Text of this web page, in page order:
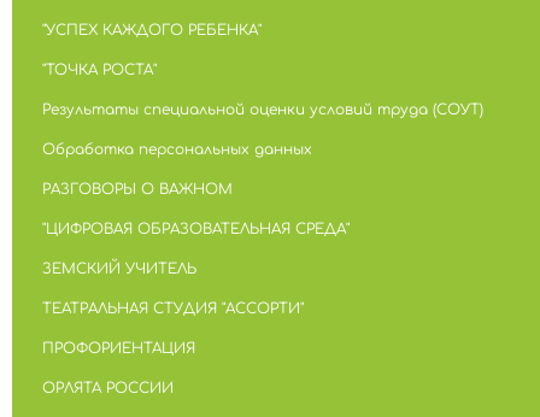
"УСПЕХ КАЖДОГО РЕБЕНКА"
"ТОЧКА РОСТА"
Результаты специальной оценки условий труда (СОУТ)
Обработка персональных данных
РАЗГОВОРЫ О ВАЖНОМ
"ЦИФРОВАЯ ОБРАЗОВАТЕЛЬНАЯ СРЕДА"
ЗЕМСКИЙ УЧИТЕЛЬ
ТЕАТРАЛЬНАЯ СТУДИЯ "АССОРТИ"
ПРОФОРИЕНТАЦИЯ
ОРЛЯТА РОССИИ